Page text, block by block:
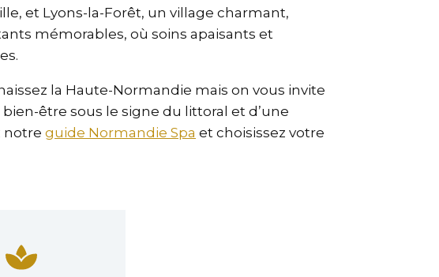
et Lyons-la-Forêt, un village charmant,
mémorables, où soins apaisants et
la Haute-Normandie mais on vous invite
être sous le signe du littoral et d’une
notre guide Normandie Spa et choisissez votre